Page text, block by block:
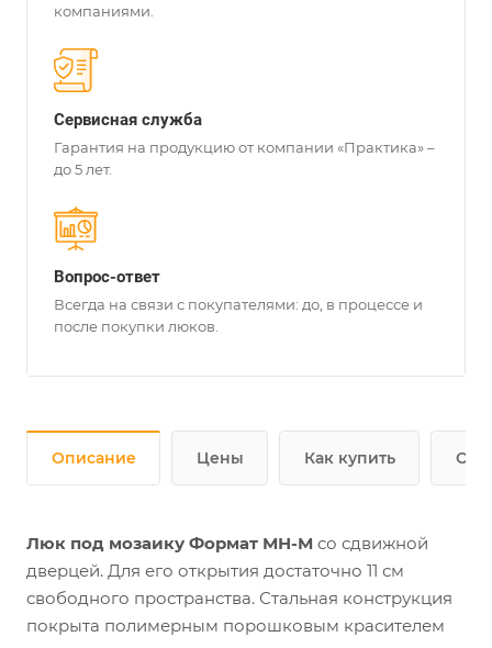
компаниями.
Сервисная служба
Гарантия на продукцию от компании «Практика» –
до 5 лет.
Вопрос-ответ
Всегда на связи с покупателями: до, в процессе и
после покупки люков.
Описание Цены Как купить
Люк под мозаику Формат МН-М со сдвижной
дверцей. Для его открытия достаточно 11 см
свободного пространства. Стальная конструкция
покрыта полимерным порошковым красителем